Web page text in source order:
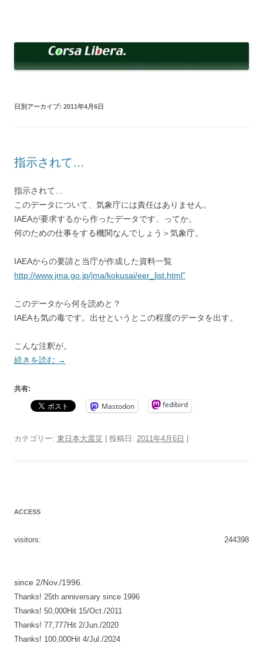
へ
ッ
日別アーカイブ: 2011年4月6日
指示されて…
指示されて…
このデータについて、気象庁には責任はありません。
IAEAが要求するから作ったデータです、ってか。
何のための仕事をする機関なんでしょう＞気象庁。
IAEAからの要請と当庁が作成した資料一覧
http://www.jma.go.jp/jma/kokusai/eer_list.html”
このデータから何を読めと？
IAEAも気の毒です。出せというとこの程度のデータを出す。
こんな注釈が。
続きを読む →
共有:
Mastodon fedibird
カテゴリー: 東日本大震災 | 投稿日: 2011年4月6日 |
ACCESS
244398
visitors:
since 2/Nov./1996.
Thanks! 25th anniversary since 1996
Thanks! 50,000Hit 15/Oct./2011
Thanks! 77,777Hit 2/Jun./2020
Thanks! 100,000Hit 4/Jul./2024